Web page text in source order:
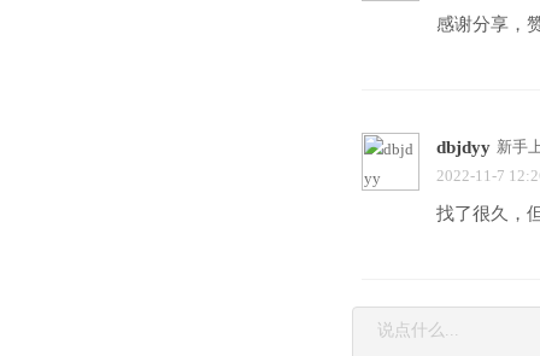
感谢分享，
dbjdyy 新手
2022-11-7
找了很久，